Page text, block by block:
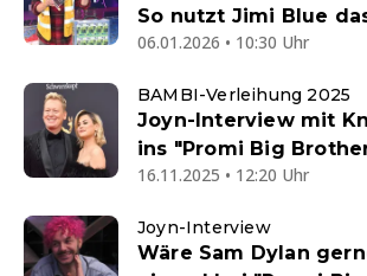
So nutzt Jimi Blue
06.01.2026 • 10:30 Uhr
BAMBI-Verleihung 2025
Joyn-Interview mit
ins "Promi Big
16.11.2025 • 12:20 Uhr
Joyn-Interview
Wäre Sam Dylan